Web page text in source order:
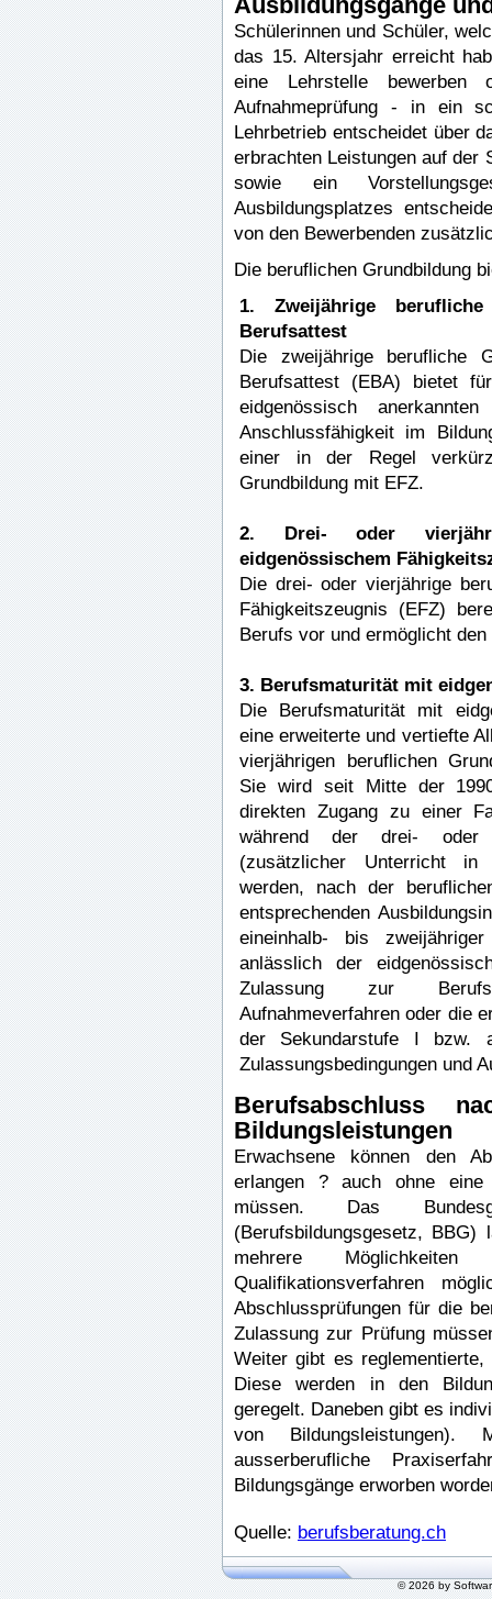
Ausbildungsgänge
Schülerinnen und Schüler,
das 15. Altersjahr erreicht
eine Lehrstelle
Aufnahmeprüfung - in ein
Lehrbetrieb entscheidet über
erbrachten Leistungen auf der
sowie ein
Ausbildungsplatzes
von den Bewerbenden
Die beruflichen Grundbildung
1. Zweijährige
Berufsattest
Die zweijährige berufliche
Berufsattest (EBA) bietet
eidgenössisch
Anschlussfähigkeit im
einer in der Regel
Grundbildung mit EFZ.
2. Drei- oder
eidgenössischem
Die drei- oder vierjährige
Fähigkeitszeugnis (EFZ)
Berufs vor und ermöglicht
3. Berufsmaturität mit
Die Berufsmaturität mit
eine erweiterte und vertiefte
vierjährigen beruflichen
Sie wird seit Mitte der
direkten Zugang zu einer
während der drei- oder
(zusätzlicher Unterricht in
werden, nach der
entsprechenden
eineinhalb- bis
anlässlich der
Zulassung zur
Aufnahmeverfahren oder die
der Sekundarstufe I bzw.
Zulassungsbedingungen und
Berufsabschluss
Bildungsleistungen
Erwachsene können den
erlangen ? auch ohne eine
müssen. Das
(Berufsbildungsgesetz,
mehrere
Qualifikationsverfahren
Abschlussprüfungen für die
Zulassung zur Prüfung
Weiter gibt es
Diese werden in den
geregelt. Daneben gibt es
von
ausserberufliche
Bildungsgänge erworben
Quelle: berufsberatung.ch
© 2026 by